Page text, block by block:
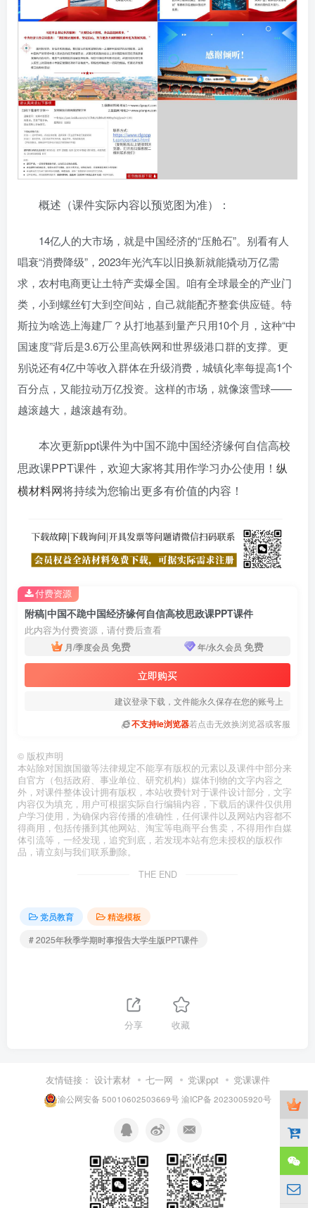
概述（课件实际内容以预览图为准）：
14亿人的大市场，就是中国经济的“压舱石”。别看有人
唱衰“消费降级”，2023年光汽车以旧换新就能撬动万亿需
求，农村电商更让土特产卖爆全国。咱有全球最全的产业门
类，小到螺丝钉大到空间站，自己就能配齐整套供应链。特
斯拉为啥选上海建厂？从打地基到量产只用10个月，这种“中
国速度”背后是3.6万公里高铁网和世界级港口群的支撑。更
别说还有4亿中等收入群体在升级消费，城镇化率每提高1个
百分点，又能拉动万亿投资。这样的市场，就像滚雪球——
越滚越大，越滚越有劲。
本次更新ppt课件为中国不跪中国经济缘何自信高校
思政课PPT课件，欢迎大家将其用作学习办公使用！ 纵
横材料网将持续为您输出更多有价值的内容！
附稿|中国不跪中国经济缘何自信高校思政课PPT课件
此内容为付费资源，请付费后查看
月/季度会员 免费 年/永久会员 免费
立即购买
建议登录下载，文件能永久保存在您的账号上
不支持ie浏览器若点击无效换浏览器或客服
付费资源
© 版权声明
本站除对国旗国徽等法律规定不能享有版权的元素以及课件中部分来
自官方（包括政府、事业单位、研究机构）媒体刊物的文字内容之
外，对课件整体设计拥有版权，本站收费针对于课件设计部分，文字
内容仅为填充，用户可根据实际自行编辑内容，下载后的课件仅供用
户学习使用，为确保内容传播的准确性，任何课件以及网站内容都不
得商用，包括传播到其他网站、淘宝等电商平台售卖，不得用作自媒
体引流等，一经发现，追究到底，若发现本站有您未授权的版权作
品，请立刻与我们联系删除。
THE END
党员教育
精选模板
# 2025年秋季学期时事报告大学生版PPT课件
分享 收藏
友情链接： 设计素材 七一网 党课ppt 党课课件
渝公网安备 50010602503669号渝ICP备 2023005920号